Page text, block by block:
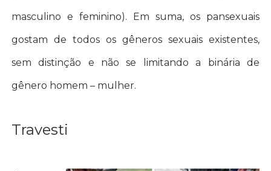
masculino e feminino). Em suma, os pansexuais
gostam de todos os gêneros sexuais existentes,
sem distinção e não se limitando a binária de
gênero homem – mulher.
Travesti